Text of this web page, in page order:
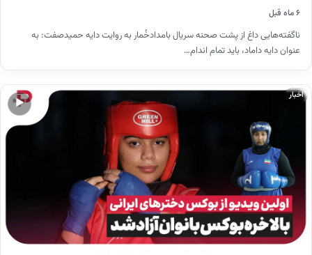
۶ ماه قبل
ناگفته‌هایی داغ از پشت صحنه سریال بامدادخُمار به روایت دایه حمیدصفت: به
عنوان دایه داماد، باید تمام اندام…
▶
اخبار